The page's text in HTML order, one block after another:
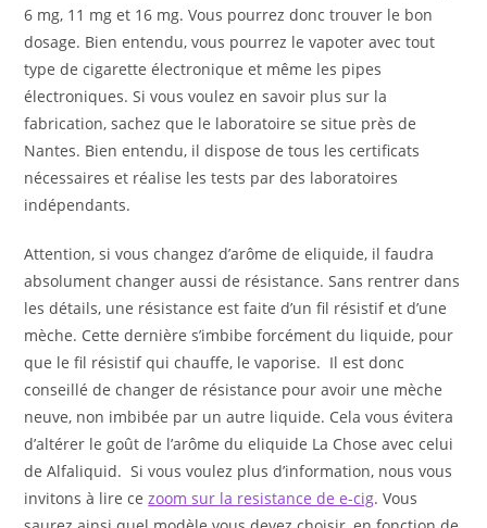
6 mg, 11 mg et 16 mg. Vous pourrez donc trouver le bon
dosage. Bien entendu, vous pourrez le vapoter avec tout
type de cigarette électronique et même les pipes
électroniques. Si vous voulez en savoir plus sur la
fabrication, sachez que le laboratoire se situe près de
Nantes. Bien entendu, il dispose de tous les certificats
nécessaires et réalise les tests par des laboratoires
indépendants.
Attention, si vous changez d’arôme de eliquide, il faudra
absolument changer aussi de résistance. Sans rentrer dans
les détails, une résistance est faite d’un fil résistif et d’une
mèche. Cette dernière s’imbibe forcément du liquide, pour
que le fil résistif qui chauffe, le vaporise. Il est donc
conseillé de changer de résistance pour avoir une mèche
neuve, non imbibée par un autre liquide. Cela vous évitera
d’altérer le goût de l’arôme du eliquide La Chose avec celui
de Alfaliquid. Si vous voulez plus d’information, nous vous
invitons à lire cezoom sur la resistance de e-cig. Vous